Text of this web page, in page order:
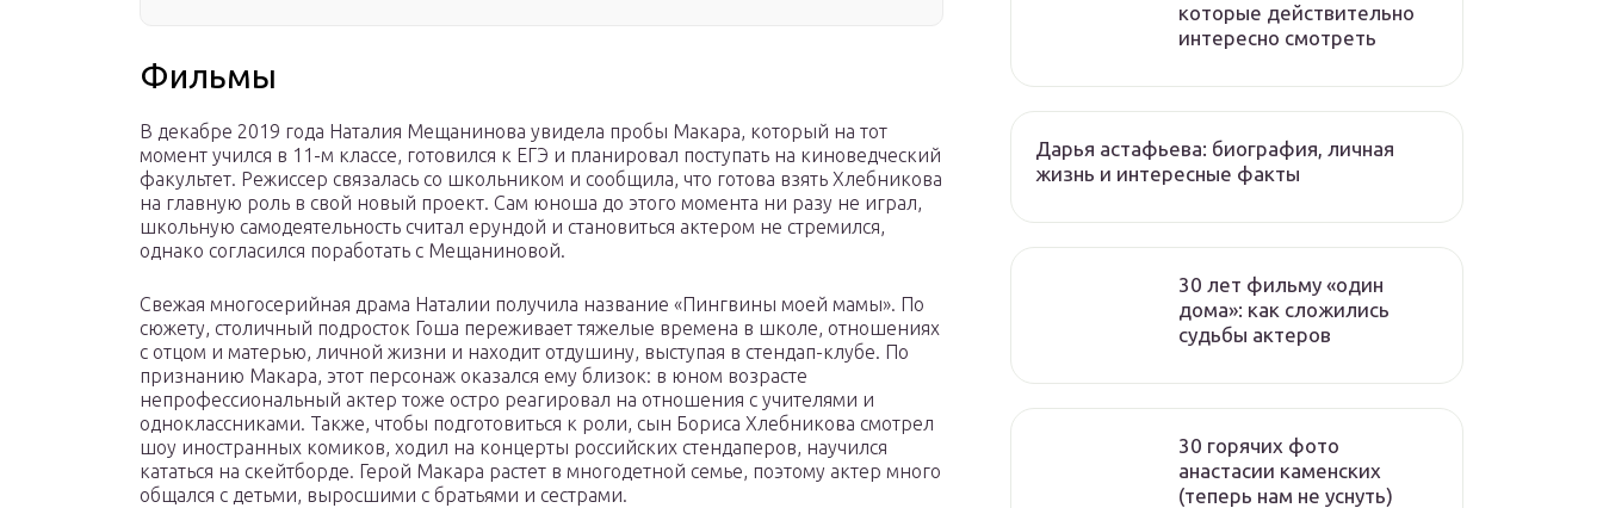
Фильмы
В декабре 2019 года Наталия Мещанинова увидела пробы Макара, который на тот
момент учился в 11-м классе, готовился к ЕГЭ и планировал поступать на киноведческий
факультет. Режиссер связалась со школьником и сообщила, что готова взять Хлебникова
на главную роль в свой новый проект. Сам юноша до этого момента ни разу не играл,
школьную самодеятельность считал ерундой и становиться актером не стремился,
однако согласился поработать с Мещаниновой.
Свежая многосерийная драма Наталии получила название «Пингвины моей мамы». По
сюжету, столичный подросток Гоша переживает тяжелые времена в школе, отношениях
с отцом и матерью, личной жизни и находит отдушину, выступая в стендап-клубе. По
признанию Макара, этот персонаж оказался ему близок: в юном возрасте
непрофессиональный актер тоже остро реагировал на отношения с учителями и
одноклассниками. Также, чтобы подготовиться к роли, сын Бориса Хлебникова смотрел
шоу иностранных комиков, ходил на концерты российских стендаперов, научился
кататься на скейтборде. Герой Макара растет в многодетной семье, поэтому актер много
общался с детьми, выросшими с братьями и сестрами.
которые действительно
интересно смотреть
Дарья астафьева: биография, личная
жизнь и интересные факты
30 лет фильму «один
дома»: как сложились
судьбы актеров
30 горячих фото
анастасии каменских
(теперь нам не уснуть)